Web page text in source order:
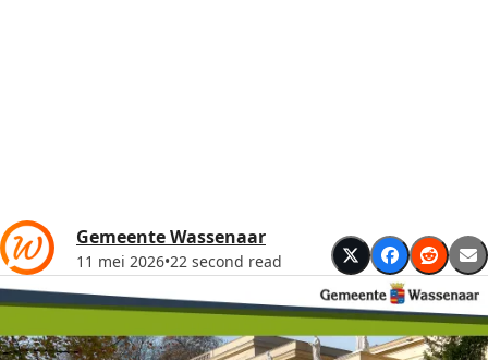
Gemeente Wassenaar
11 mei 2026•22 second read